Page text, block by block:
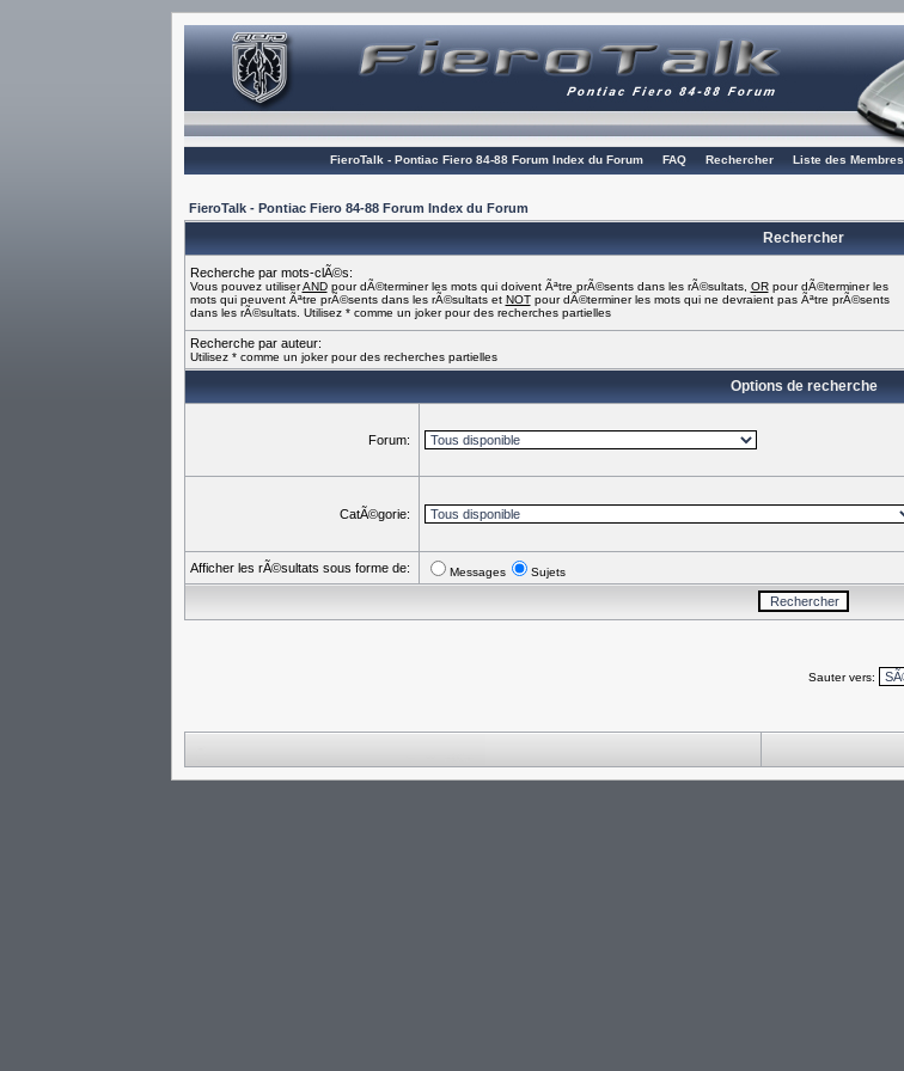
FieroTalk - Pontiac Fiero 84-88 Forum Index du Forum FAQ Rechercher Liste des Membres
FieroTalk - Pontiac Fiero 84-88 Forum Index du Forum
Rechercher
Recherche par mots-clÃ©s:
Vous pouvez utiliserANDpour dÃ©terminer les mots qui doivent Ãªtre prÃ©sents dans les rÃ©sultats, ORpour dÃ©terminer les
mots qui peuvent Ãªtre prÃ©sents dans les rÃ©sultats et NOTpour dÃ©terminer les mots qui ne devraient pas Ãªtre prÃ©sents
dans les rÃ©sultats. Utilisez * comme un joker pour des recherches partielles
Recherche par auteur:
Utilisez * comme un joker pour des recherches partielles
Options de recherche
Forum:
CatÃ©gorie:
Afficher les rÃ©sultats sous forme de: Messages Sujets
Sauter vers: